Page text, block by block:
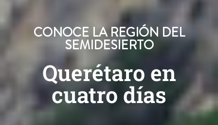
CONOCE LA REGIÓN DEL
SEMIDESIERTO
Querétaro en
cuatro días